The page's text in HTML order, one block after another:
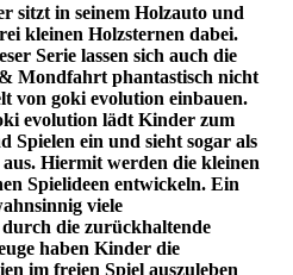
sitzt in seinem Holzauto und
kleinen Holzsternen dabei.
Serie lassen sich auch die
Mondfahrt phantastisch nicht
von goki evolution einbauen.
evolution lädt Kinder zum
Spielen ein und sieht sogar als
Hiermit werden die kleinen
Spielideen entwickeln. Ein
viele
die zurückhaltende
haben Kinder die
im freien Spiel auszuleben